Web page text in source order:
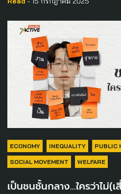
ECONOMY INEQUALITY PUBLIC
SOCIAL MOVEMENT WELFARE
เป็นชนชั้นกลาง…ใครว่าไม่(